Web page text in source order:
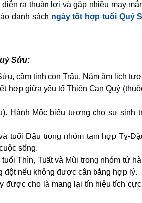
ra thuận lợi và gặp nhiều may
danh sách ngày tốt hợp tuổi Quý
Sửu:
cầm tinh con Trâu. Năm âm lịch
hợp giữa yếu tố Thiên Can Quý
Hành Mộc biểu tượng cho sự sinh
tuổi Dậu trong nhóm tam hợp Tỵ-
sống.
Thìn, Tuất và Mùi trong nhóm tứ
đột nếu không được cân bằng hợp lý.
được cho là mang lại tín hiệu tích